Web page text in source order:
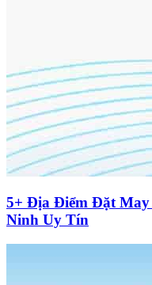
5+ Địa Điểm Đặt May
Ninh Uy Tín